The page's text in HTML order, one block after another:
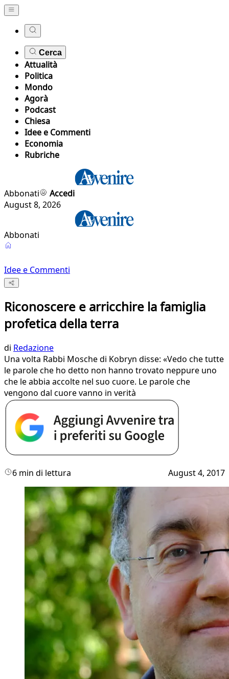
Cerca
Attualità
Politica
Mondo
Agorà
Podcast
Chiesa
Idee e Commenti
Economia
Rubriche
Abbonati
Accedi
August 8, 2026
Abbonati
Idee e Commenti
Riconoscere e arricchire la famiglia
profetica della terra
di Redazione
Una volta Rabbi Mosche di Kobryn disse: «Vedo che tutte
le parole che ho detto non hanno trovato neppure uno
che le abbia accolte nel suo cuore. Le parole che
vengono dal cuore vanno in verità
6 min di lettura August 4, 2017